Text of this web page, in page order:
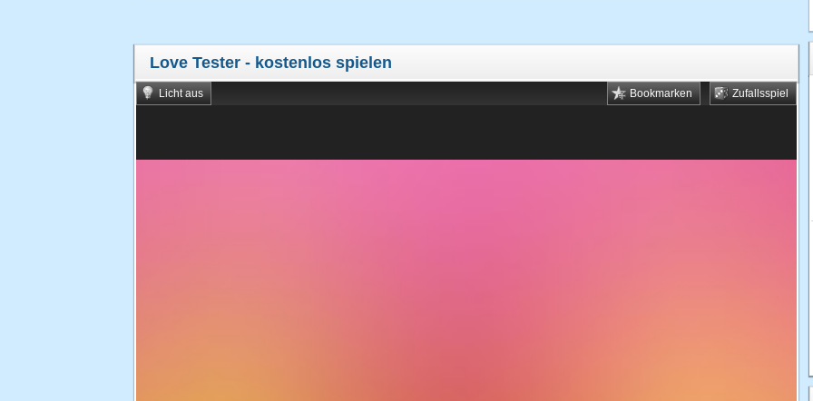
Love Tester - kostenlos spielen
Licht aus Zufallsspiel
Bookmarken